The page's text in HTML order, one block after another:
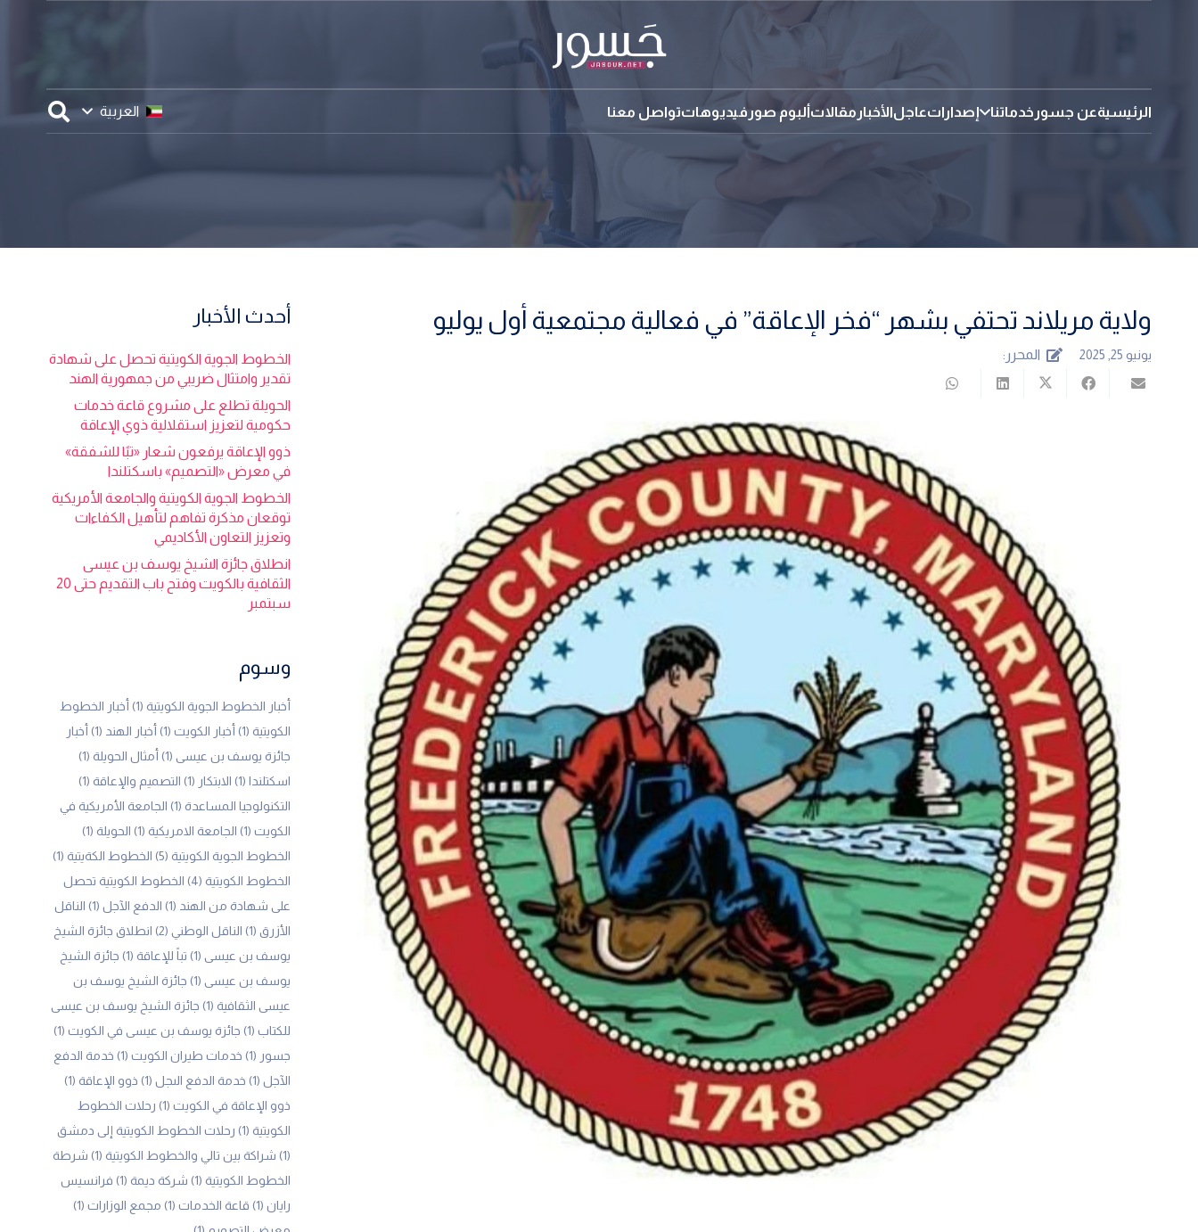
الرئيسيةعن جسور خدماتنا إصداراتعاجلالأخبار مقالاتألبوم صورفيديوهاتتواصل معنا العربية
ولاية مريلاند تحتفي بشهر “فخر الإعاقة” في فعالية مجتمعية أول يوليو
يونيو 25, 2025 المحرر:
أحدث الأخبار
الخطوط الجوية الكويتية تحصل على شهادة
تقدير وامتثال ضريبي من جمهورية الهند
الحويلة تطلع على مشروع قاعة خدمات
حكومية لتعزيز استقلالية ذوي الإعاقة
ذوو الإعاقة يرفعون شعار «تبًا للشفقة»
في معرض «التصميم» باسكتلندا
الخطوط الجوية الكويتية والجامعة الأمريكية
توقعان مذكرة تفاهم لتأهيل الكفاءات
وتعزيز التعاون الأكاديمي
انطلاق جائزة الشيخ يوسف بن عيسى
الثقافية بالكويت وفتح باب التقديم حتى 20
سبتمبر
وسوم
أخبار الخطوط الجوية الكويتية (1)
أخبار الخطوط
الكويتية (1) أخبار الكويت (1) أخبار الهند (1)
أخبار
جائزة يوسف بن عيسى (1) أمثال الحويلة (1)
اسكتلندا (1) الابتكار (1) التصميم والإعاقة (1)
التكنولوجيا المساعدة (1)
الجامعة الأمريكية في
الكويت (1) الجامعة الامريكية (1) الحويلة (1)
الخطوط الجوية الكويتية (5) الخطوط الكةيتية (1)
الخطوط الكويتية (4)
الخطوط الكويتية تحصل
على شهادة من الهند (1) الدفع الآجل (1)
الناقل
الأزرق (1) الناقل الوطني (2)
انطلاق جائزة الشيخ
يوسف بن عيسى (1) تباً للإعاقة (1)
جائزة الشيخ
يوسف بن عيسى (1)
جائزة الشيخ يوسف بن
عيسى الثقافية (1)
جائزة الشيخ يوسف بن عيسى
للكتاب (1) جائزة يوسف بن عيسى في الكويت (1)
جسور (1) خدمات طيران الكويت (1)
خدمة الدفع
الآجل (1) خدمة الدفع الىجل (1) ذوو الإعاقة (1)
ذوو الإعاقة في الكويت (1)
رحلات الخطوط
الكويتية (1)
رحلات الخطوط الكويتية إلى دمشق
(1)
شراكة بين تالي والخطوط الكويتية (1)
شرطة
الخطوط الكويتية (1) شركة ديمة (1)
فرانسيس
رايان (1) قاعة الخدمات (1) مجمع الوزارات (1)